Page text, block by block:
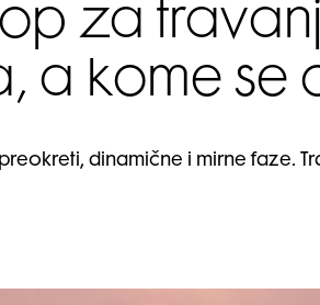
za
a kome se
dinamične i mirne faze.